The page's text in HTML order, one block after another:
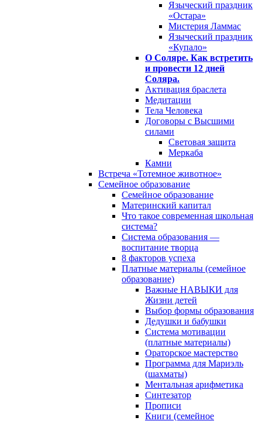
Языческий праздник
«Остара»
Мистерия Ламмас
Языческий праздник
«Купало»
О Соляре. Как встретить
и провести 12 дней
Соляра.
Активация браслета
Медитации
Тела Человека
Договоры с Высшими
силами
Световая защита
Меркаба
Камни
Встреча «Тотемное животное»
Семейное образование
Семейное образование
Материнский капитал
Что такое современная школьная
система?
Система образования —
воспитание творца
8 факторов успеха
Платные материалы (семейное
образование)
Важные НАВЫКИ для
Жизни детей
Выбор формы образования
Дедушки и бабушки
Система мотивации
(платные материалы)
Ораторское мастерство
Программа для Мариэль
(шахматы)
Ментальная арифметика
Синтезатор
Прописи
Книги (семейное